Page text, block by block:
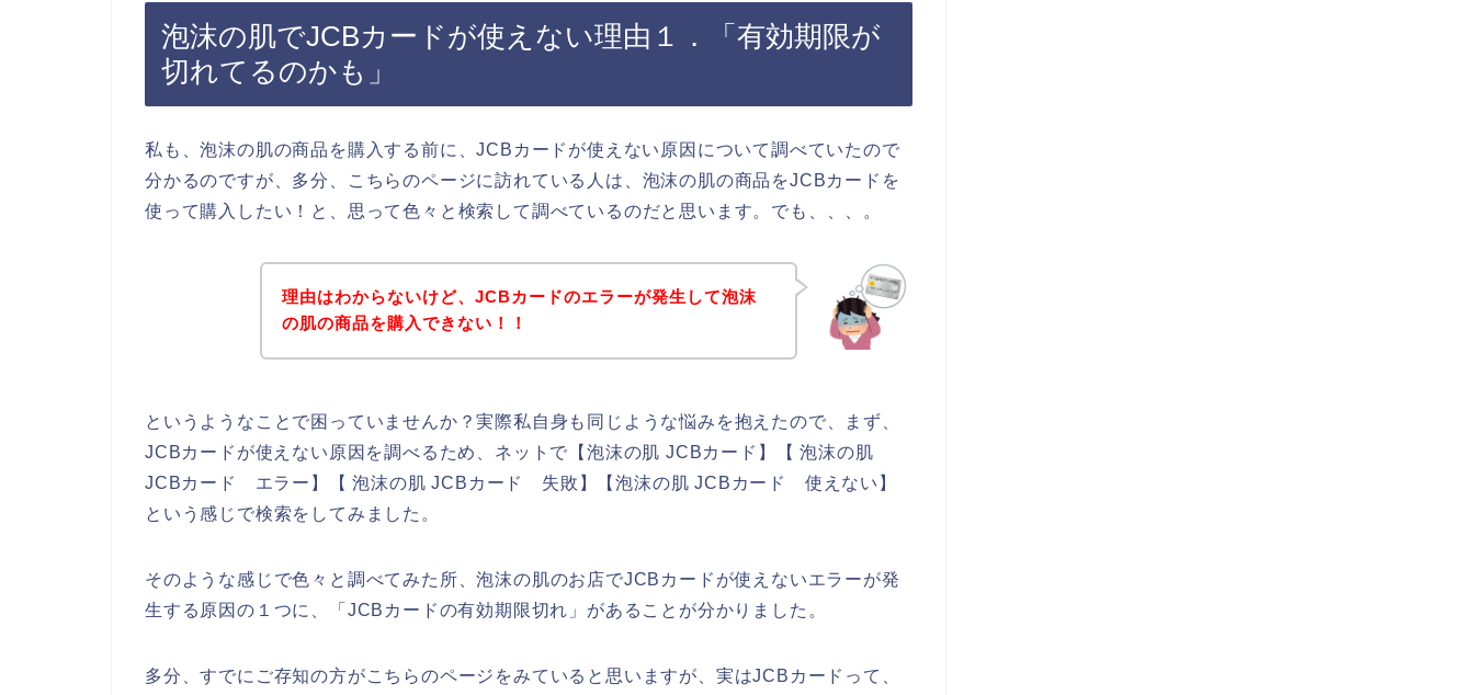
泡沫の肌でJCBカードが使えない理由１．「有効期限が
切れてるのかも」
私も、泡沫の肌の商品を購入する前に、JCBカードが使えない原因について調べていたので
分かるのですが、多分、こちらのページに訪れている人は、泡沫の肌の商品をJCBカードを
使って購入したい！と、思って色々と検索して調べているのだと思います。でも、、、。
理由はわからないけど、JCBカードのエラーが発生して泡沫
の肌の商品を購入できない！！
というようなことで困っていませんか？実際私自身も同じような悩みを抱えたので、まず、
JCBカードが使えない原因を調べるため、ネットで【泡沫の肌 JCBカード】【 泡沫の肌
JCBカード エラー】【 泡沫の肌 JCBカード 失敗】【泡沫の肌 JCBカード 使えない】
という感じで検索をしてみました。
そのような感じで色々と調べてみた所、泡沫の肌のお店でJCBカードが使えないエラーが発
生する原因の１つに、「JCBカードの有効期限切れ」があることが分かりました。
多分、すでにご存知の方がこちらのページをみていると思いますが、実はJCBカードって、